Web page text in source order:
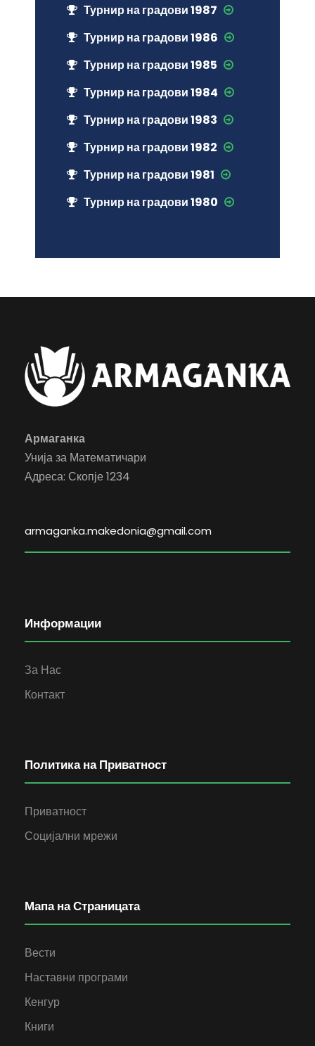
Турнир на градови 1987
Турнир на градови 1986
Турнир на градови 1985
Турнир на градови 1984
Турнир на градови 1983
Турнир на градови 1982
Турнир на градови 1981
Турнир на градови 1980
Армаганка
Унија за Математичари
Адреса: Скопје 1234
armaganka.makedonia@gmail.com
Информации
За Нас
Контакт
Политика на Приватност
Приватност
Социјални мрежи
Мапа на Страницата
Вести
Наставни програми
Кенгур
Книги